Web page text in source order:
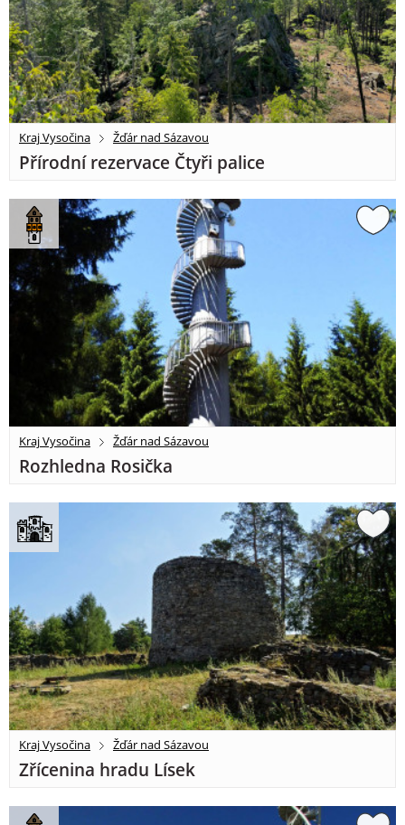
Kraj Vysočina Žďár nad Sázavou
Přírodní rezervace Čtyři palice
Kraj Vysočina Žďár nad Sázavou
Rozhledna Rosička
Kraj Vysočina Žďár nad Sázavou
Zřícenina hradu Lísek